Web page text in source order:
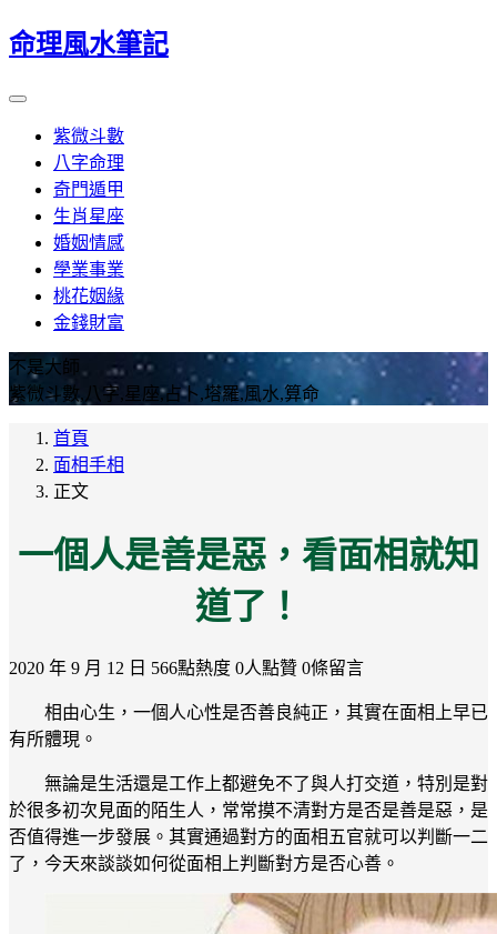
命理風水筆記
紫微斗數
八字命理
奇門遁甲
生肖星座
婚姻情感
學業事業
桃花姻緣
金錢財富
不是大師
紫微斗數,八字,星座,占卜,塔羅,風水,算命
首頁
面相手相
正文
一個人是善是惡，看面相就知
道了！
2020 年 9 月 12 日 566點熱度 0人點贊 0條留言
相由心生，一個人心性是否善良純正，其實在面相上早已
有所體現。
無論是生活還是工作上都避免不了與人打交道，特別是對
於很多初次見面的陌生人，常常摸不清對方是否是善是惡，是
否值得進一步發展。其實通過對方的面相五官就可以判斷一二
了，今天來談談如何從面相上判斷對方是否心善。